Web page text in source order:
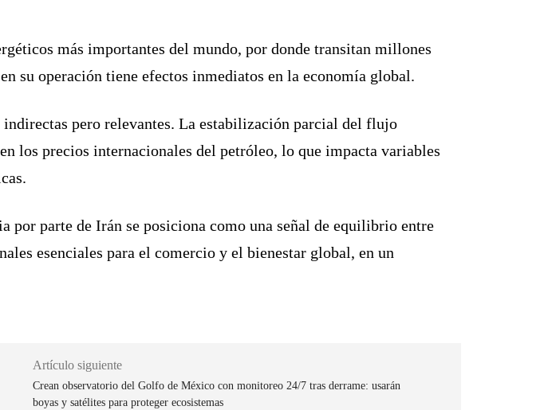
más importantes del mundo, por donde transitan millones
su operación tiene efectos inmediatos en la economía global.
pero relevantes. La estabilización parcial del flujo
los precios internacionales del petróleo, lo que impacta variables
por parte de Irán se posiciona como una señal de equilibrio entre
esenciales para el comercio y el bienestar global, en un
Artículo siguiente
Crean observatorio del Golfo de México con monitoreo 24/7 tras derrame: usarán
boyas y satélites para proteger ecosistemas